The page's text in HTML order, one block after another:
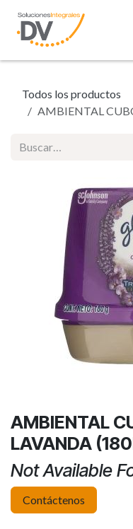
Todos los productos
AMBIENTAL
AMBIENTAL
LAVANDA
Not Available
Contáctenos